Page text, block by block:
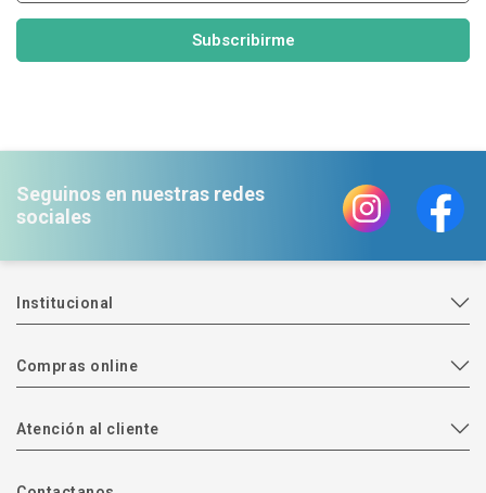
Subscribirme
Seguinos en nuestras redes
sociales
Institucional
Compras online
Atención al cliente